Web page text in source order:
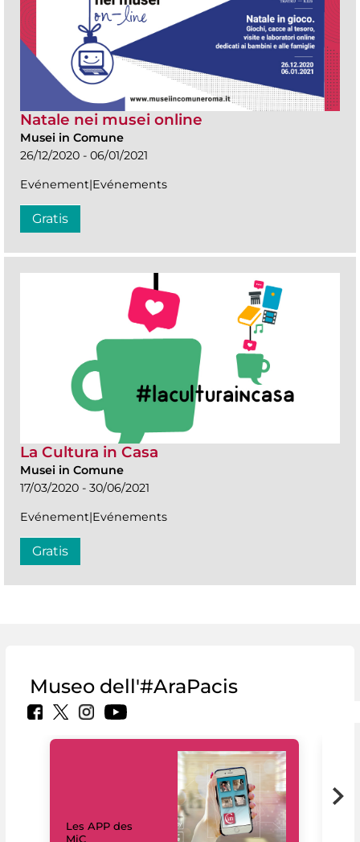
Natale nei musei online
Musei in Comune
26/12/2020 - 06/01/2021
Evénement|Evénements
Gratis
La Cultura in Casa
Musei in Comune
17/03/2020 - 30/06/2021
Evénement|Evénements
Gratis
Museo dell'#AraPacis
Les APP des
MiC